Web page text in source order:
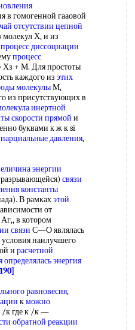
в гомогенной гааовой
отсутствии цепной
молекул Х, и из
процесс диссоциации
процесс
+ М. Для простоты
каждого из этих
молекулыМ,
из присутствующих в
инертной
скорости прямой и
буквами к ж к si
парциальные давления,
энергии
связи
константы
В рамкахэтой
от
Аг,, в котором
связи С—О являлась
наилучшего
и расчетной
определяласьэнергия
равновесия,
кможно
/к где к /к —
обратной реакции